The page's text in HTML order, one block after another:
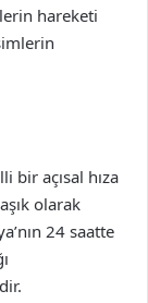
hareketi
bir açısal hıza
olarak
24 saatte